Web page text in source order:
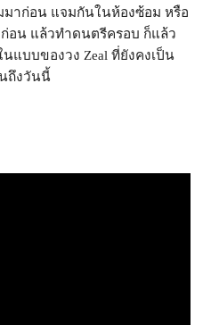
าก่อน แจมกันในห้องซ้อม หรือ
อน แล้วทำดนตรีครอบ ก็แล้ว
แบบของวง Zeal ที่ยังคงเป็น
ถึงวันนี้